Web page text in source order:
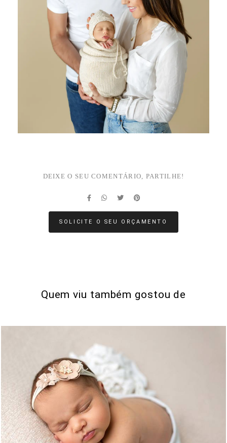
DEIXE O SEU COMENTÁRIO, PARTILHE!
SOLICITE O SEU ORÇAMENTO
Quem viu também gostou de